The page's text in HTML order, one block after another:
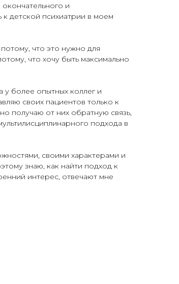
и
детской психиатрии в моем
что это нужно для
что хочу быть максимально
у более опытных коллег и
своих пациентов только к
получаю от них обратную связь,
подхода в
своими характерами и
знаю, как найти подход к
интерес, отвечают мне